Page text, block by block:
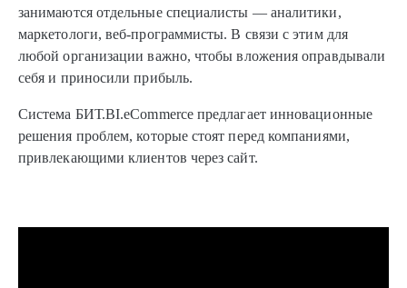
занимаются отдельные специалисты — аналитики,
маркетологи, веб-программисты. В связи с этим для
любой организации важно, чтобы вложения оправдывали
себя и приносили прибыль.
Система БИТ.BI.eCommerce предлагает инновационные
решения проблем, которые стоят перед компаниями,
привлекающими клиентов через сайт.